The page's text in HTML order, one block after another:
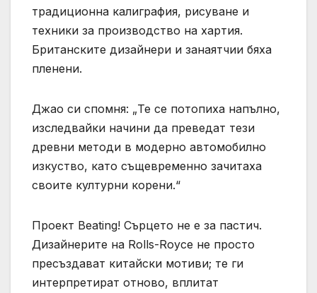
традиционна калиграфия, рисуване и
техники за производство на хартия.
Британските дизайнери и занаятчии бяха
пленени.
Джао си спомня: „Те се потопиха напълно,
изследвайки начини да преведат тези
древни методи в модерно автомобилно
изкуство, като същевременно зачитаха
своите културни корени.“
Проект Beating! Сърцето не е за пастич.
Дизайнерите на Rolls-Royce не просто
пресъздават китайски мотиви; те ги
интерпретират отново, вплитат